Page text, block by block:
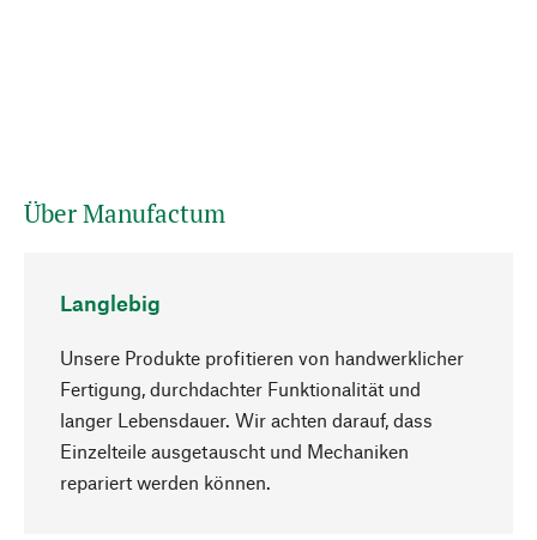
Über Manufactum
Langlebig
Unsere Produkte profitieren von handwerklicher
Fertigung, durchdachter Funktionalität und
langer Lebensdauer. Wir achten darauf, dass
Einzelteile ausgetauscht und Mechaniken
repariert werden können.